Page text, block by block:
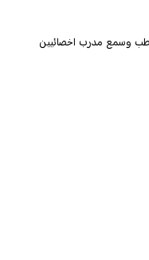
وسمع مدرب اخصائيين